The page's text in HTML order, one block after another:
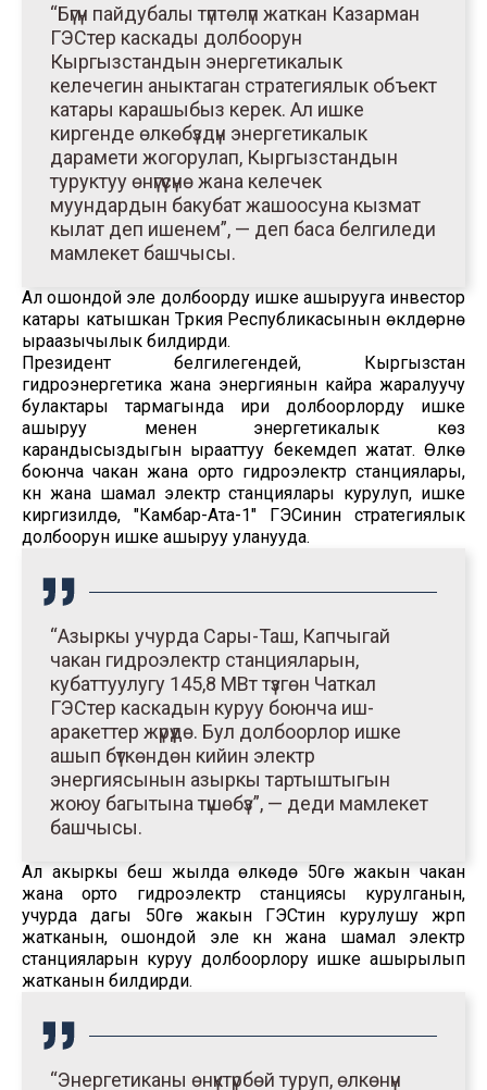
“Бүгүн пайдубалы түптөлүп жаткан Казарман
ГЭСтер каскады долбоорун
Кыргызстандын энергетикалык
келечегин аныктаган стратегиялык объект
катары карашыбыз керек. Ал ишке
киргенде өлкөбүздүн энергетикалык
дарамети жогорулап, Кыргызстандын
туруктуу өнүгүүсүнө жана келечек
муундардын бакубат жашоосуна кызмат
кылат деп ишенем”, — деп баса белгиледи
мамлекет башчысы.
Ал ошондой эле долбоорду ишке ашырууга инвестор
катары катышкан Түркия Республикасынын өкүлдөрүнө
ыраазычылык билдирди.
Президент белгилегендей, Кыргызстан
гидроэнергетика жана энергиянын кайра жаралуучу
булактары тармагында ири долбоорлорду ишке
ашыруу менен энергетикалык көз
карандысыздыгын ырааттуу бекемдеп жатат. Өлкө
боюнча чакан жана орто гидроэлектр станциялары,
күн жана шамал электр станциялары курулуп, ишке
киргизилүүдө, "Камбар-Ата-1" ГЭСинин стратегиялык
долбоорун ишке ашыруу уланууда.
“Азыркы учурда Сары-Таш, Капчыгай
чакан гидроэлектр станцияларын,
кубаттуулугу 145,8 МВт түзгөн Чаткал
ГЭСтер каскадын куруу боюнча иш-
аракеттер жүрүүдө. Бул долбоорлор ишке
ашып бүткөндөн кийин электр
энергиясынын азыркы тартыштыгын
жоюу багытына түшөбүз”, — деди мамлекет
башчысы.
Ал акыркы беш жылда өлкөдө 50гө жакын чакан
жана орто гидроэлектр станциясы курулганын,
учурда дагы 50гө жакын ГЭСтин курулушу жүрүп
жатканын, ошондой эле күн жана шамал электр
станцияларын куруу долбоорлору ишке ашырылып
жатканын билдирди.
“Энергетиканы өнүктүрбөй туруп, өлкөнүн